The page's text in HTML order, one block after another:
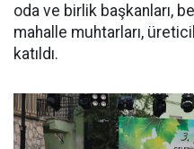
oda ve birlik başkanları,
mahalle muhtarları,
katıldı.